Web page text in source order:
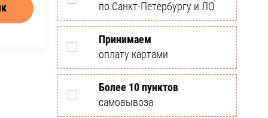
по Санкт-Петербургу и ЛО
Принимаем
оплату картами
Более 10 пунктов
самовывоза